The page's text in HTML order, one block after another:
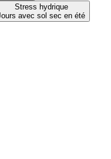
Stress hydrique
avec sol sec en été